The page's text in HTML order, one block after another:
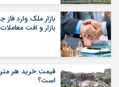
بازار ملک وارد
بازار و افت معاملات
قیمت خرید هر متر
است؟